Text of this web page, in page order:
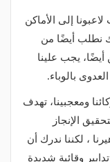
إلى الأماكن
نطلب أيضًا من
أيضًا، يجب علينا
بالوباء.
ومعجبينا، تهدف
الإنجاز
، لكننا ندرك أن
وقائية شديدة